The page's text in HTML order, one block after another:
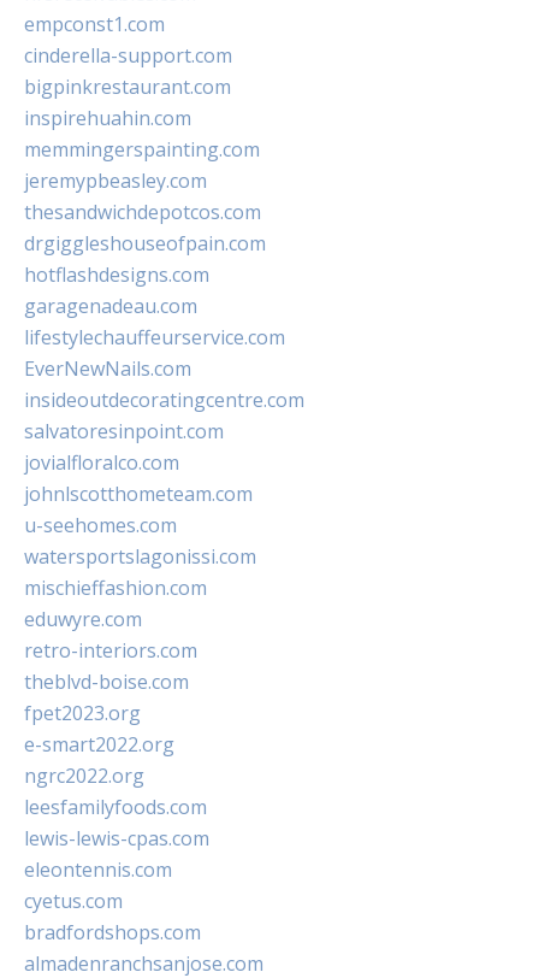
empconst1.com
cinderella-support.com
bigpinkrestaurant.com
inspirehuahin.com
memmingerspainting.com
jeremypbeasley.com
thesandwichdepotcos.com
drgiggleshouseofpain.com
hotflashdesigns.com
garagenadeau.com
lifestylechauffeurservice.com
EverNewNails.com
insideoutdecoratingcentre.com
salvatoresinpoint.com
jovialfloralco.com
johnlscotthometeam.com
u-seehomes.com
watersportslagonissi.com
mischieffashion.com
eduwyre.com
retro-interiors.com
theblvd-boise.com
fpet2023.org
e-smart2022.org
ngrc2022.org
leesfamilyfoods.com
lewis-lewis-cpas.com
eleontennis.com
cyetus.com
bradfordshops.com
almadenranchsanjose.com